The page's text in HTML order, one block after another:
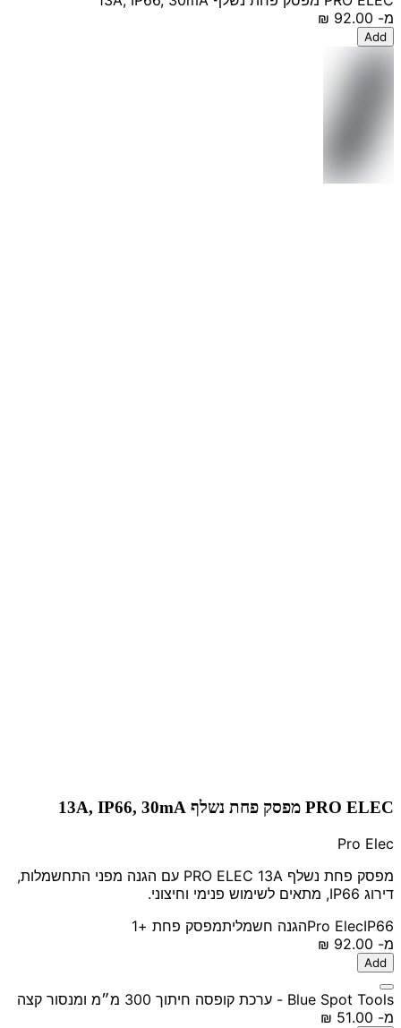
מ-
Add
PRO ELEC מפסק פחת נשלף 13A, IP66, 30mA
Pro Elec
מפסק פחת נשלף PRO ELEC 13A עם הגנה מפני התחשמלות,
דירוג IP66, מתאים לשימוש פנימי וחיצוני.
Pro ElecIP66 הגנה חשמליתמפסק פחת +1
מ-
Add
Blue Spot Tools - ערכת קופסה חיתוך 300 מ״מ ומנסור קצה
מ-